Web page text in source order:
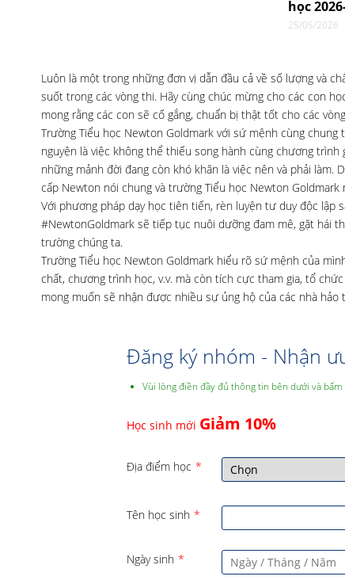
học
25/05/2026
Luôn là một trong những đơn vị dẫn đầu cả về số lượng và
suốt trong các vòng thi. Hãy cùng chúc mừng cho các con
mong rằng các con sẽ cố gắng, chuẩn bị thật tốt cho các
Trường Tiểu học Newton Goldmark với sứ mệnh cùng
nguyện là việc không thể thiếu song hành cùng chương
những mảnh đời đang còn khó khăn là việc nên và phải
cấp Newton nói chung và trường Tiểu học Newton Goldmark
Với phương pháp dạy học tiên tiến, rèn luyện tư duy độc lập
#NewtonGoldmark sẽ tiếp tục nuôi dưỡng đam mê, gặt hái
trường chúng ta.
Trường Tiểu học Newton Goldmark hiểu rõ sứ mệnh của
chất, chương trình học, v.v. mà còn tích cực tham gia, tổ
mong muốn sẽ nhận được nhiều sự ủng hộ của các nhà
Đăng ký nhóm - Nhận
Vùi lòng điền đầy đủ thông tin bên dưới và bấm
Học sinh mới Giảm 10%
Địa điểm học *
Tên học sinh *
Ngày sinh *